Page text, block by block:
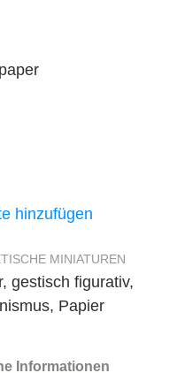
hinzufügen
MINIATUREN
, gestisch figurativ,
, Papier
Informationen